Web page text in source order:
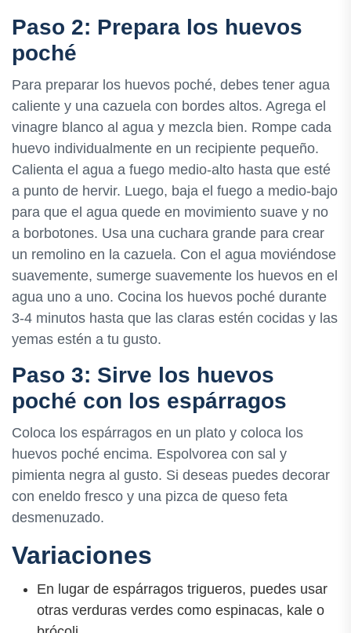
Paso 2: Prepara los huevos
poché
Para preparar los huevos poché, debes tener agua
caliente y una cazuela con bordes altos. Agrega el
vinagre blanco al agua y mezcla bien. Rompe cada
huevo individualmente en un recipiente pequeño.
Calienta el agua a fuego medio-alto hasta que esté
a punto de hervir. Luego, baja el fuego a medio-bajo
para que el agua quede en movimiento suave y no
a borbotones. Usa una cuchara grande para crear
un remolino en la cazuela. Con el agua moviéndose
suavemente, sumerge suavemente los huevos en el
agua uno a uno. Cocina los huevos poché durante
3-4 minutos hasta que las claras estén cocidas y las
yemas estén a tu gusto.
Paso 3: Sirve los huevos
poché con los espárragos
Coloca los espárragos en un plato y coloca los
huevos poché encima. Espolvorea con sal y
pimienta negra al gusto. Si deseas puedes decorar
con eneldo fresco y una pizca de queso feta
desmenuzado.
Variaciones
En lugar de espárragos trigueros, puedes usar
otras verduras verdes como espinacas, kale o